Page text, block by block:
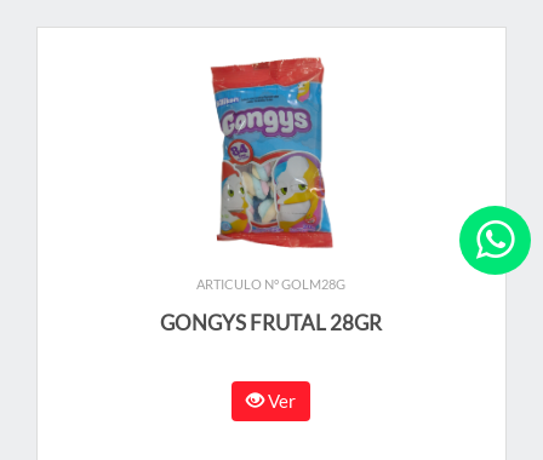
ARTICULO N° GOLM28G
GONGYS FRUTAL 28GR
Ver